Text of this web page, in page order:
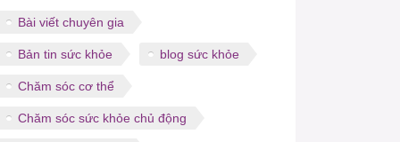
Bài viết chuyên gia
Bản tin sức khỏe blog sức khỏe
Chăm sóc cơ thể
Chăm sóc sức khỏe chủ động